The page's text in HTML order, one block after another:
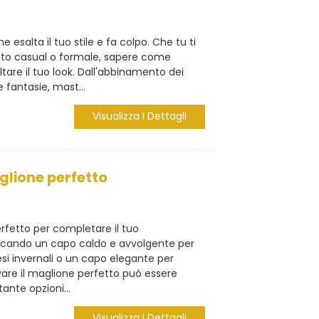
esalta il tuo stile e fa colpo. Che tu ti
casual o formale, sapere come
il tuo look. Dall'abbinamento dei
fantasie, mast...
Visualizza I Dettagli
perfetto
per completare il tuo
un capo caldo e avvolgente per
invernali o un capo elegante per
il maglione perfetto può essere
opzioni...